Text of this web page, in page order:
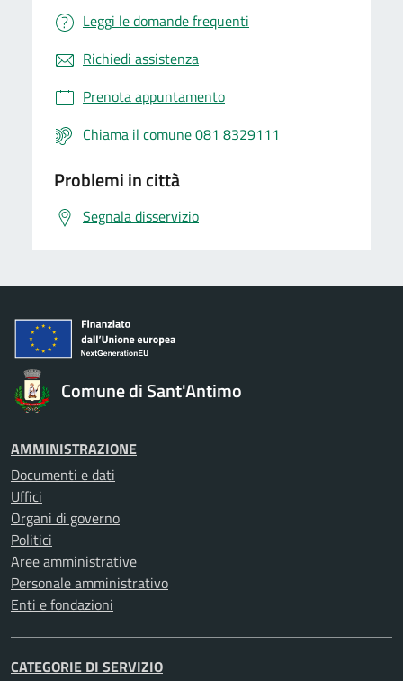
Leggi le domande frequenti
Richiedi assistenza
Prenota appuntamento
Chiama il comune 081 8329111
Problemi in città
Segnala disservizio
Comune di Sant'Antimo
AMMINISTRAZIONE
Documenti e dati
Uffici
Organi di governo
Politici
Aree amministrative
Personale amministrativo
Enti e fondazioni
CATEGORIE DI SERVIZIO